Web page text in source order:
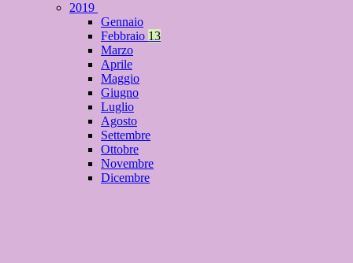
2019
Gennaio
Febbraio 13
Marzo
Aprile
Maggio
Giugno
Luglio
Agosto
Settembre
Ottobre
Novembre
Dicembre